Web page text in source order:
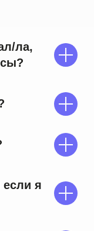
ла,
если я